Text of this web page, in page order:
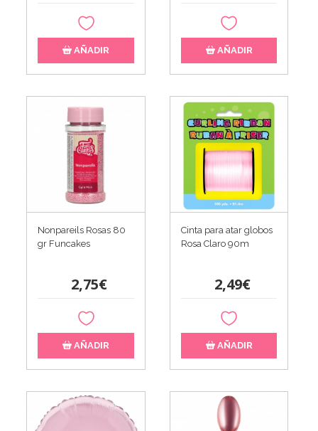
AÑADIR AÑADIR
Nonpareils Rosas 80
gr Funcakes
2,75€
AÑADIR
Cinta para atar globos
Rosa Claro 90m
2,49€
AÑADIR